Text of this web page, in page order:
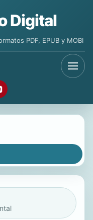
Digital
PDF, EPUB y MOBI